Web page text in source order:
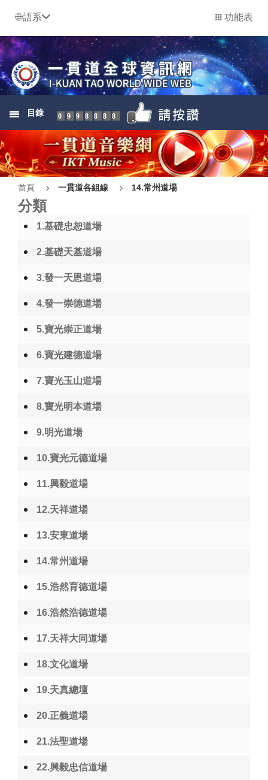
語系 功能表
目錄 0998888
首頁 一貫道各組線 14.常州道場
分類
1.基礎忠恕道場
2.基礎天基道場
3.發一天恩道場
4.發一崇德道場
5.寶光崇正道場
6.寶光建德道場
7.寶光玉山道場
8.寶光明本道場
9.明光道場
10.寶光元德道場
11.興毅道場
12.天祥道場
13.安東道場
14.常州道場
15.浩然育德道場
16.浩然浩德道場
17.天祥大同道場
18.文化道場
19.天真總壇
20.正義道場
21.法聖道場
22.興毅忠信道場